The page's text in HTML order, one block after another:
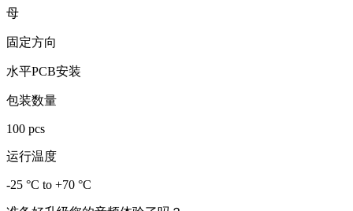
母
固定方向
水平PCB安装
包装数量
100 pcs
运行温度
-25 °C to +70 °C